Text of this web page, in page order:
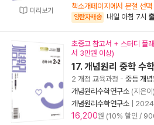
미리보기 책소개페이지에서 분철 선택
양탄자배송 내일 아침 7시
초중고 참고서 + 스터디 플
서 3만원 이상)
17. 개념원리 중학
2 개정 교육과정 - 중등 개
개념원리수학연구소 (지은이)
개념원리수학연구소
2024
16,200원 (10% 할인 /